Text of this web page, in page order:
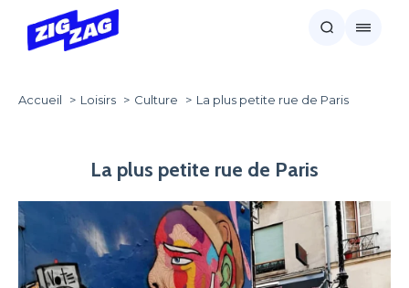
Accueil Loisirs Culture La plus petite rue de Paris
La plus petite rue de Paris